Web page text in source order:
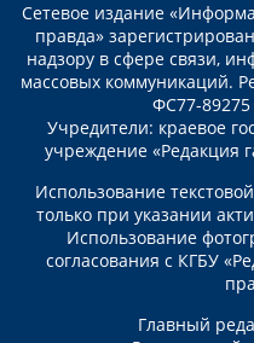
Сетевое издание
правда»
надзору в сфере связи,
массовых коммуникаций.
ФС77-89275
Учредители: краевое
учреждение «Редакция
Использование
только при указании
Использование
согласования с КГБУ
Главный